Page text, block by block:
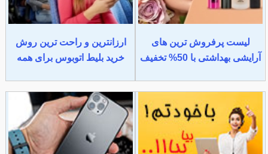
لیست پرفروش ترین های
آرایشی بهداشتی با 50% تخفیف
ارزانترین و راحت ترین روش
خرید بلیط اتوبوس برای همه